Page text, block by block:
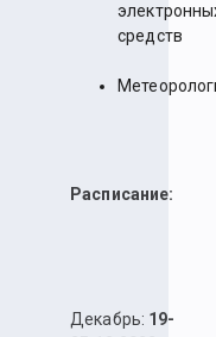
средств
Расписание:
Декабрь: 19-